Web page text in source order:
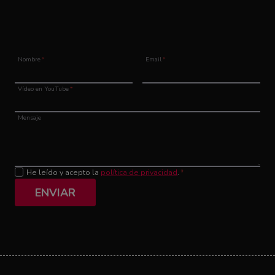
Nombre* Email*
Vídeo en YouTube*
Mensaje
He leído y acepto la política de privacidad. *
ENVIAR